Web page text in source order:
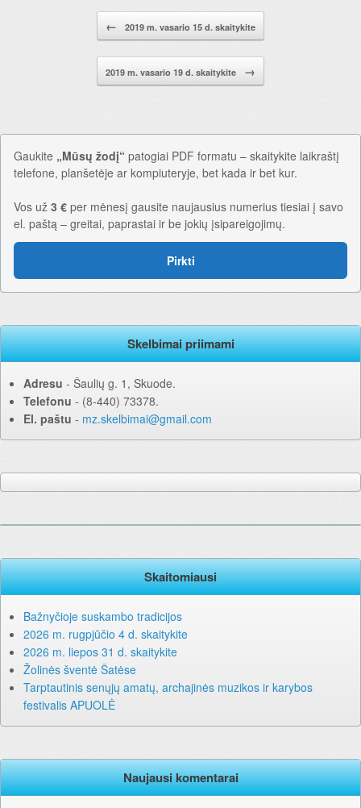
← 2019 m. vasario 15 d. skaitykite
2019 m. vasario 19 d. skaitykite →
Gaukite „Mūsų žodį“ patogiai PDF formatu – skaitykite laikraštį
telefone, planšetėje ar kompiuteryje, bet kada ir bet kur.
Vos už 3 € per mėnesį gausite naujausius numerius tiesiai į savo
el. paštą – greitai, paprastai ir be jokių įsipareigojimų.
Pirkti
Skelbimai priimami
Adresu ‐ Šaulių g. 1, Skuode.
Telefonu ‐ (8-440) 73378.
El. paštu ‐ mz.skelbimai@gmail.com
Skaitomiausi
Bažnyčioje suskambo tradicijos
2026 m. rugpjūčio 4 d. skaitykite
2026 m. liepos 31 d. skaitykite
Žolinės šventė Šatėse
Tarptautinis senųjų amatų, archajinės muzikos ir karybos
festivalis APUOLĖ
Naujausi komentarai